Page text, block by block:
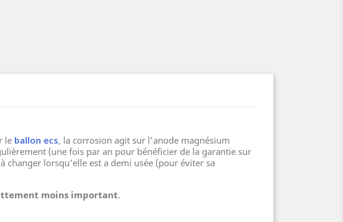
le ballon ecs, la corrosion agit sur l'anode magnésium
(une fois par an pour bénéficier de la garantie sur
changer lorsqu'elle est a demi usée (pour éviter sa
moins important.